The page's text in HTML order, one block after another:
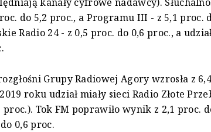
do 5,2 proc., a Programu III - z 5,1 proc.
Radio 24 - z 0,5 proc. do 0,6 proc., a
Grupy Radiowej Agory wzrosła z
roku udział miały sieci Radio Złote
Tok FM poprawiło wynik z 2,1 proc.
0,6 proc.